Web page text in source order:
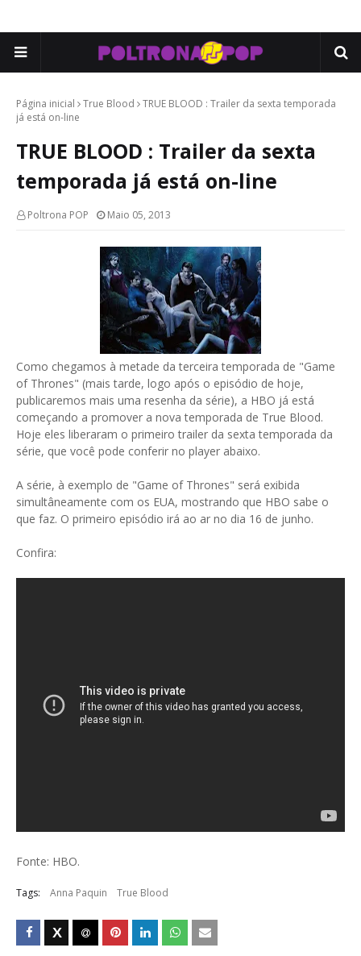
Página inicial True Blood
TRUE BLOOD : Trailer da sexta temporada
já está on-line
TRUE BLOOD : Trailer da sexta
temporada já está on-line
Poltrona POP Maio 05, 2013
Como chegamos à metade da terceira temporada de "Game
of Thrones" (mais tarde, logo após o episódio de hoje,
publicaremos mais uma resenha da série), a HBO já está
começando a promover a nova temporada de True Blood.
Hoje eles liberaram o primeiro trailer da sexta temporada da
série, que você pode conferir no player abaixo.
A série, à exemplo de "Game of Thrones" será exibida
simultâneamente com os EUA, mostrando que HBO sabe o
que faz. O primeiro episódio irá ao ar no dia 16 de junho.
Confira:
Fonte: HBO.
Tags: Anna Paquin True Blood